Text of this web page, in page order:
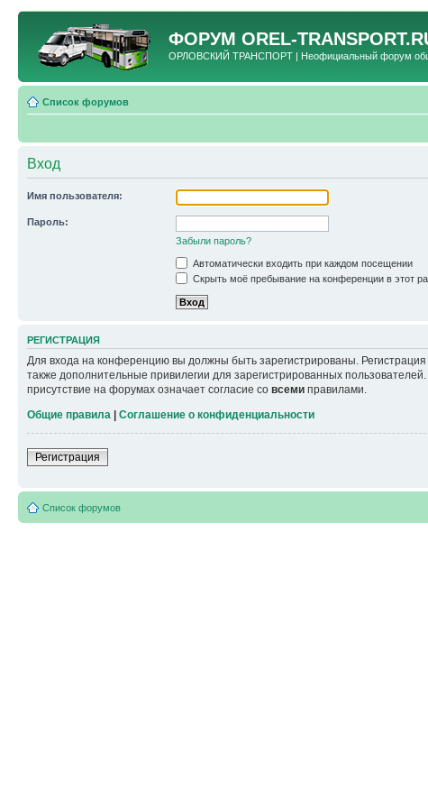
ФОРУМ OREL-
ОРЛОВСКИЙ ТРАНСПОРТ | Неофициальный форум
Список форумов
Вход
Имя пользователя:
Пароль:
Забыли пароль?
Автоматически входить при каждом посещении
Скрыть моё пребывание на конференции в этот
РЕГИСТРАЦИЯ
Для входа на конференцию вы должны быть зарегистрированы.
также дополнительные привилегии для зарегистрированных
присутствие на форумах означает согласие со всеми правилами.
Общие правила
Соглашение о конфиденциальности
Регистрация
Список форумов